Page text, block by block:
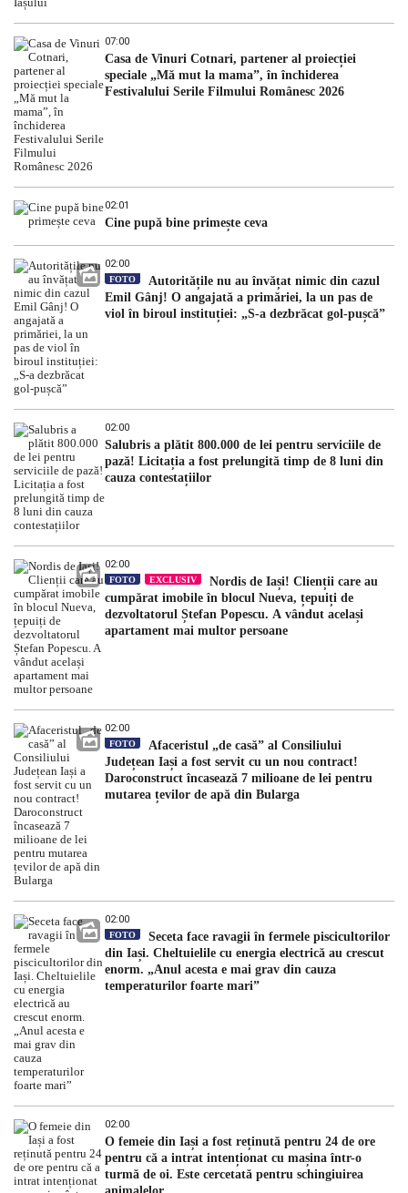
07:00
Casa de Vinuri Cotnari, partener al proiecției
speciale „Mă mut la mama”, în închiderea
Festivalului Serile Filmului Românesc 2026
02:01
Cine pupă bine primește ceva
02:00
FOTO
Autoritățile nu au învățat nimic din cazul
Emil Gânj! O angajată a primăriei, la un pas de
viol în biroul instituției: „S-a dezbrăcat gol-pușcă”
02:00
Salubris a plătit 800.000 de lei pentru serviciile de
pază! Licitația a fost prelungită timp de 8 luni din
cauza contestațiilor
02:00
FOTO EXCLUSIV
Nordis de Iași! Clienții care au
cumpărat imobile în blocul Nueva, țepuiți de
dezvoltatorul Ștefan Popescu. A vândut același
apartament mai multor persoane
02:00
FOTO
Afaceristul „de casă” al Consiliului
Județean Iași a fost servit cu un nou contract!
Daroconstruct încasează 7 milioane de lei pentru
mutarea țevilor de apă din Bularga
02:00
FOTO
Seceta face ravagii în fermele piscicultorilor
din Iași. Cheltuielile cu energia electrică au crescut
enorm. „Anul acesta e mai grav din cauza
temperaturilor foarte mari”
02:00
O femeie din Iași a fost reținută pentru 24 de ore
pentru că a intrat intenționat cu mașina într-o
turmă de oi. Este cercetată pentru schingiuirea